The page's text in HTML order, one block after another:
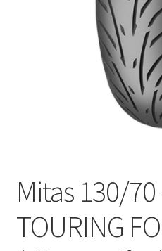
Mitas 130/70
TOURING